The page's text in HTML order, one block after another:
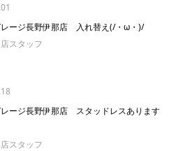
レージ長野伊那店 入れ替え(/・ω・)/
スタッフ
ージ長野伊那店 スタッドレスあります
スタッフ